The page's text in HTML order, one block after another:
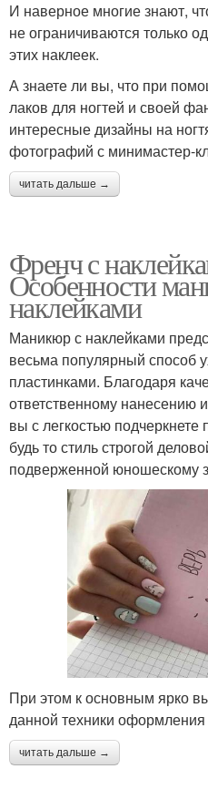
И наверное многие знают,
не ограничиваются только
этих наклеек.
А знаете ли вы, что при
лаков для ногтей и своей
интересные дизайны на
фотографий с минимастер-
читать дальше →
Френч с
Особенности
наклейками
Маникюр с наклейками
весьма популярный способ
пластинками. Благодаря
ответственному нанесению
вы с легкостью подчеркнете
будь то стиль строгой
подверженной юношескому
При этом к основным ярко
данной техники оформления
читать дальше →